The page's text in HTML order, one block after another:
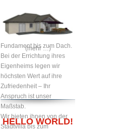
Gerne bauen wir Ihr
Traumhaus nach ihren
Wünschen – vom
Fundament bis zum Dach.
Bei der Errichtung ihres
Eigenheims legen wir
höchsten Wert auf ihre
Zufriedenheit – Ihr
Anspruch ist unser
Maßstab.
Wir bieten ihnen von der
Stadtvilla bis zum
(mehr …)
HELLO WORLD!